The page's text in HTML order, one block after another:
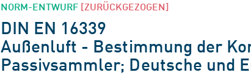
NORM-ENTWURF [ZURÜCKGEZOGEN]
DIN EN 16339
Außenluft - Bestimmung der
Passivsammler; Deutsche und